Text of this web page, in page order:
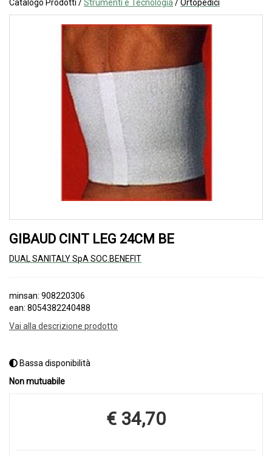
Catalogo Prodotti /Strumenti e Tecnologia /Ortopedici
GIBAUD CINT LEG 24CM BE
DUAL SANITALY SpA SOC.BENEFIT
minsan: 908220306
ean: 8054382240488
Vai alla descrizione prodotto
Bassa disponibilità
Non mutuabile
Prezzo
€ 34,70